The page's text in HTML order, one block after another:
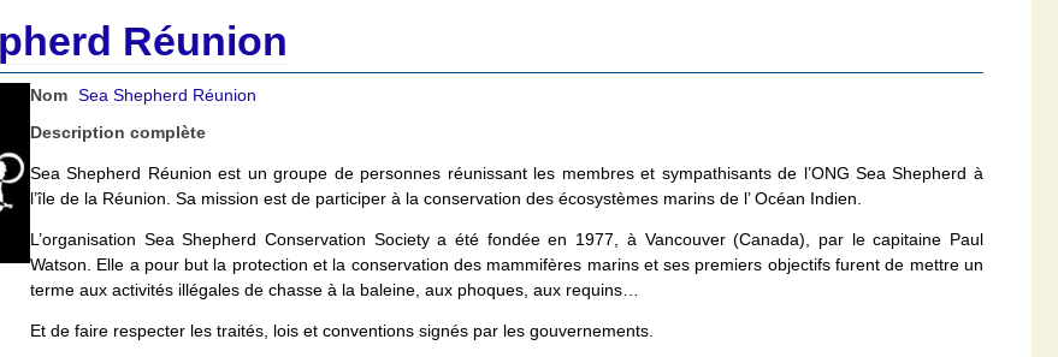
Réunion
Nom Sea Shepherd Réunion
Description complète
Sea Shepherd Réunion est un groupe de personnes réunissant les membres et sympathisants de l’ONG Sea Shepherd à
l’île de la Réunion. Sa mission est de participer à la conservation des écosystèmes marins de l’ Océan Indien.
L’organisation Sea Shepherd Conservation Society a été fondée en 1977, à Vancouver (Canada), par le capitaine Paul
Watson. Elle a pour but la protection et la conservation des mammifères marins et ses premiers objectifs furent de mettre un
terme aux activités illégales de chasse à la baleine, aux phoques, aux requins…
Et de faire respecter les traités, lois et conventions signés par les gouvernements.